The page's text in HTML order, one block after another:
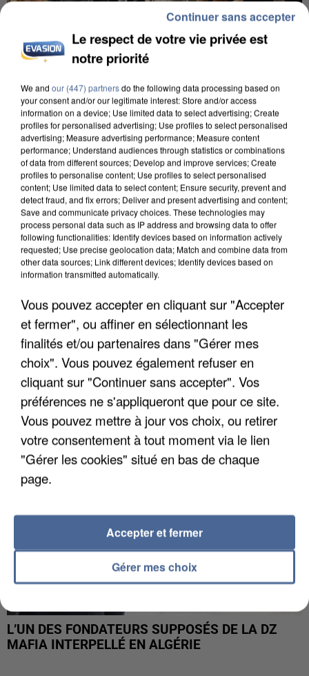
INCENDIES : L’ÎLE-DE-FRANCE LANCE UN ÉLAN
DE SOLIDARITÉ AVEC LES...
APRÈS TOUTES CES CANICULES, LES REFUGES
DE FAUNE SAUVAGE SONT...
L’UN DES FONDATEURS SUPPOSÉS DE LA DZ
MAFIA INTERPELLÉ EN ALGÉRIE
Le respect de votre vie privée est
notre priorité
We and our (447) partnersdo the following data processing based on
your consent and/or our legitimate interest: Store and/or access
information on a device; Use limited data to select advertising; Create
profiles for personalised advertising; Use profiles to select personalised
advertising; Measure advertising performance; Measure content
performance; Understand audiences through statistics or combinations
of data from different sources; Develop and improve services; Create
profiles to personalise content; Use profiles to select personalised
content; Use limited data to select content; Ensure security, prevent and
detect fraud, and fix errors; Deliver and present advertising and content;
Save and communicate privacy choices. These technologies may
process personal data such as IP address and browsing data to offer
following functionalities: Identify devices based on information actively
requested; Use precise geolocation data; Match and combine data from
other data sources; Link different devices; Identify devices based on
information transmitted automatically.
Vous pouvez accepter en cliquant sur "Accepter
et fermer", ou affiner en sélectionnant les
finalités et/ou partenaires dans "Gérer mes
choix". Vous pouvez également refuser en
cliquant sur "Continuer sans accepter". Vos
préférences ne s'appliqueront que pour ce site.
Vous pouvez mettre à jour vos choix, ou retirer
votre consentement à tout moment via le lien
"Gérer les cookies" situé en bas de chaque
page.
Gérer mes choix
Accepter et fermer
Continuer sans accepter